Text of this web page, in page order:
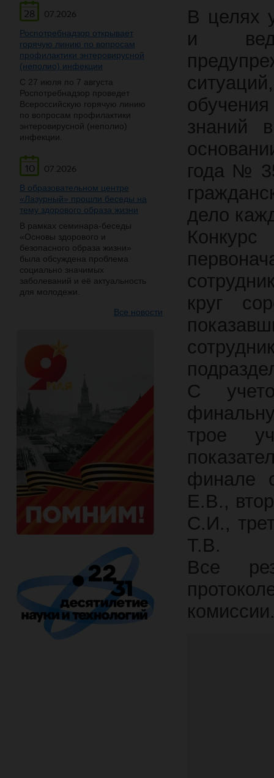
28
07.2026
Роспотребнадзор открывает
горячую линию по вопросам
профилактики энтеровирусной
(неполио) инфекции
С 27 июля по 7 августа
Роспотребнадзор проведет
Всероссийскую горячую линию
по вопросам профилактики
энтеровирусной (неполио)
инфекции.
10
07.2026
В образовательном центре
«Лазурный» прошли беседы на
тему здорового образа жизни
В рамках семинара-беседы
«Основы здорового и
безопасного образа жизни»
была обсуждена проблема
социально значимых
заболеваний и её актуальность
для молодежи.
Все новости
В целях
и
знаний
года №
дело
круг
С
трое
финале
Е.В.,
С.И.,
Т.В.
Все